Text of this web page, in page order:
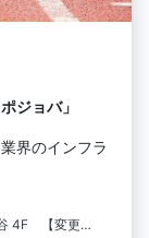
ジョバ」
界のインフラ
東京都新宿区市谷本村町3−29 FORECAST 市ヶ谷 4F 【変更の範囲】会社の定める場所